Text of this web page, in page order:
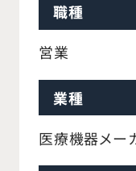
職種
営業
業種
医療機器メー